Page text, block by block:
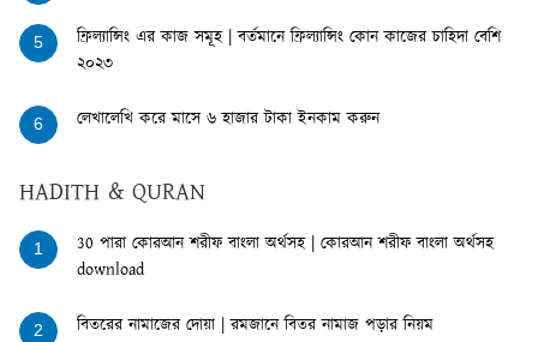
5
ফ্রিল্যান্সিং এর কাজ সমূহ | বর্তমানে ফ্রিল্যান্সিং কোন কাজের চাহিদা বেশি
২০২৩
6 লেখালেখি করে মাসে ৬ হাজার টাকা ইনকাম করুন
HADITH & QURAN
1
30 পারা কোরআন শরীফ বাংলা অর্থসহ | কোরআন শরীফ বাংলা অর্থসহ
download
2 বিতরের নামাজের দোয়া | রমজানে বিতর নামাজ পড়ার নিয়ম